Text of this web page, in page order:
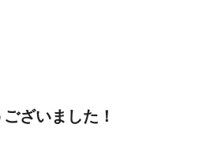
ざいました！